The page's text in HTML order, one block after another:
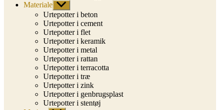
Materiale Vis
undermenu
Urtepotter i beton
Urtepotter i cement
Urtepotter i flet
Urtepotter i keramik
Urtepotter i metal
Urtepotter i rattan
Urtepotter i terracotta
Urtepotter i træ
Urtepotter i zink
Urtepotter i genbrugsplast
Urtepotter i stentøj